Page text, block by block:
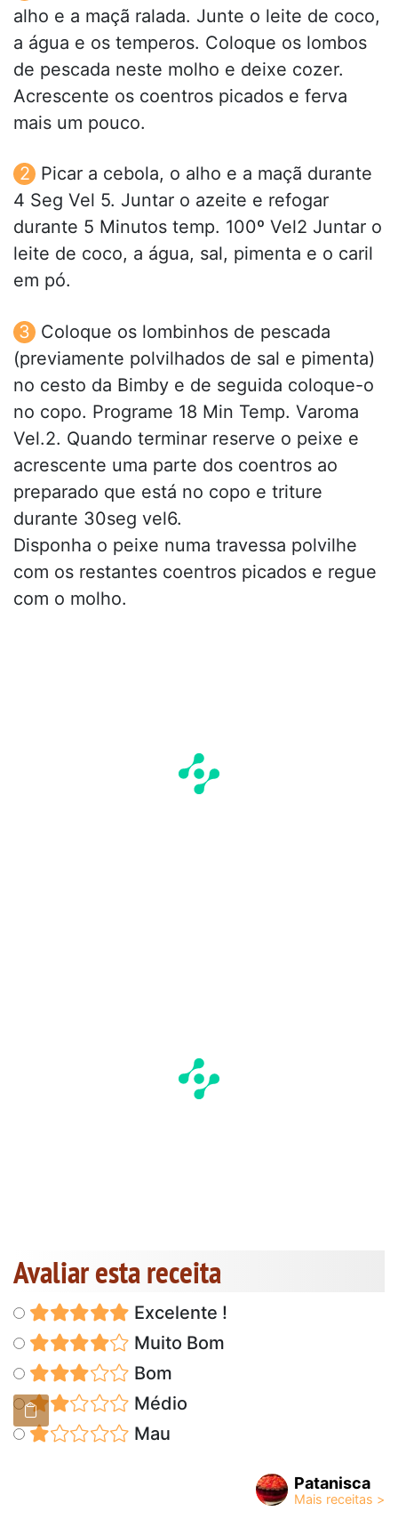
alho e a maçã ralada. Junte o leite de coco,
a água e os temperos. Coloque os lombos
de pescada neste molho e deixe cozer.
Acrescente os coentros picados e ferva
mais um pouco.
Picar a cebola, o alho e a maçã durante
4 Seg Vel 5. Juntar o azeite e refogar
durante 5 Minutos temp. 100º Vel2 Juntar o
leite de coco, a água, sal, pimenta e o caril
em pó.
Coloque os lombinhos de pescada
(previamente polvilhados de sal e pimenta)
no cesto da Bimby e de seguida coloque-o
no copo. Programe 18 Min Temp. Varoma
Vel.2. Quando terminar reserve o peixe e
acrescente uma parte dos coentros ao
preparado que está no copo e triture
durante 30seg vel6.
Disponha o peixe numa travessa polvilhe
com os restantes coentros picados e regue
com o molho.
Avaliar esta receita
Excelente !
Muito Bom
Bom
Médio
Mau
Patanisca